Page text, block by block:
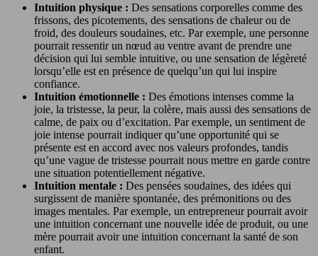
Intuition physique : Des sensations corporelles comme des
frissons, des picotements, des sensations de chaleur ou de
froid, des douleurs soudaines, etc. Par exemple, une personne
pourrait ressentir un nœud au ventre avant de prendre une
décision qui lui semble intuitive, ou une sensation de légèreté
lorsqu’elle est en présence de quelqu’un qui lui inspire
confiance.
Intuition émotionnelle : Des émotions intenses comme la
joie, la tristesse, la peur, la colère, mais aussi des sensations de
calme, de paix ou d’excitation. Par exemple, un sentiment de
joie intense pourrait indiquer qu’une opportunité qui se
présente est en accord avec nos valeurs profondes, tandis
qu’une vague de tristesse pourrait nous mettre en garde contre
une situation potentiellement négative.
Intuition mentale : Des pensées soudaines, des idées qui
surgissent de manière spontanée, des prémonitions ou des
images mentales. Par exemple, un entrepreneur pourrait avoir
une intuition concernant une nouvelle idée de produit, ou une
mère pourrait avoir une intuition concernant la santé de son
enfant.